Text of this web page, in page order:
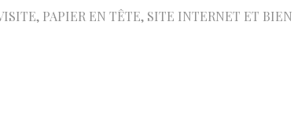
PAPIER EN TÊTE, SITE INTERNET ET